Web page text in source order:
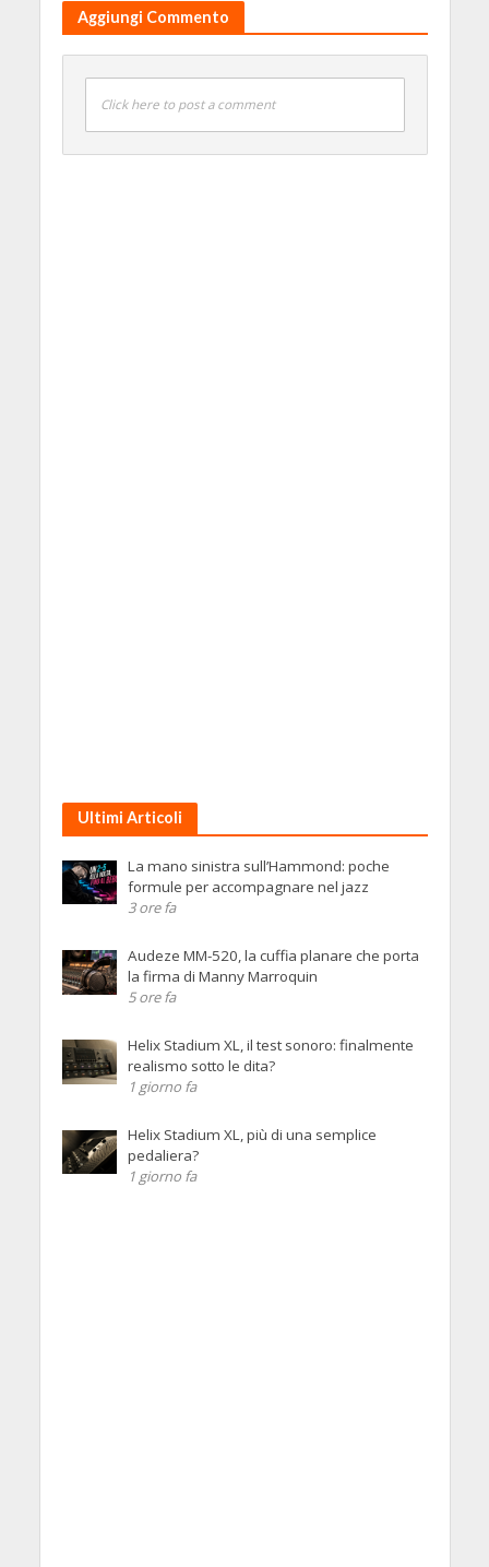
Aggiungi Commento
Click here to post a comment
Ultimi Articoli
La mano sinistra sull’Hammond: poche
formule per accompagnare nel jazz
3 ore fa
Audeze MM-520, la cuffia planare che porta
la firma di Manny Marroquin
5 ore fa
Helix Stadium XL, il test sonoro: finalmente
realismo sotto le dita?
1 giorno fa
Helix Stadium XL, più di una semplice
pedaliera?
1 giorno fa